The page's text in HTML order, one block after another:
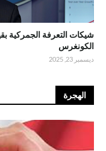
الكونغرس
ديسمبر 23, 2025
الهجرة